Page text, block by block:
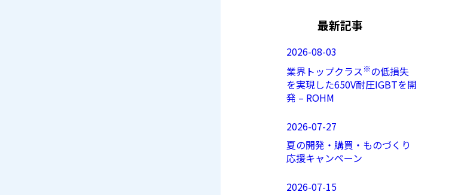
最新記事
2026-08-03
業界トップクラス※の低損失
を実現した650V耐圧IGBTを開
発 – ROHM
2026-07-27
夏の開発・購買・ものづくり
応援キャンペーン
2026-07-15